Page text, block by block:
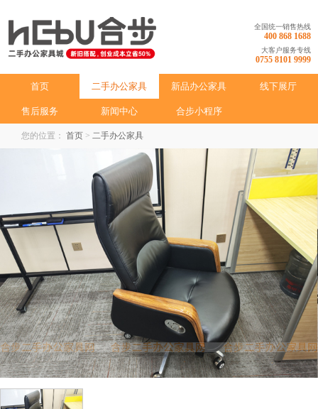
全国统一销售热线
400 868 1688
大客户服务专线
0755 8101 9999
首页 二手办公家具 新品办公家具 线下展厅
售后服务 新闻中心 合步小程序
您的位置： 首页 > 二手办公家具